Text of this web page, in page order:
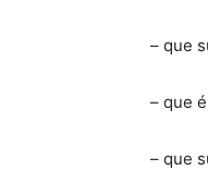
– que
– que
– que